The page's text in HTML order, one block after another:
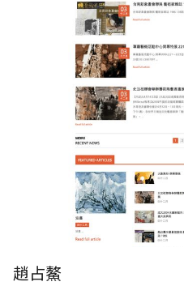
趙占鰲